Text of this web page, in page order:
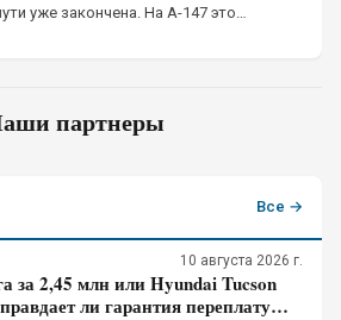
уже закончена. На А-147 это
партнеры
Все →
10 августа 2026 г.
за 2,45 млн или Hyundai Tucson
ли гарантия переплату